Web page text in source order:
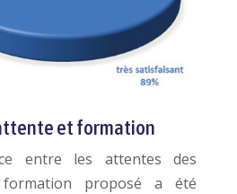
et formation
entre les attentes des
proposé a été